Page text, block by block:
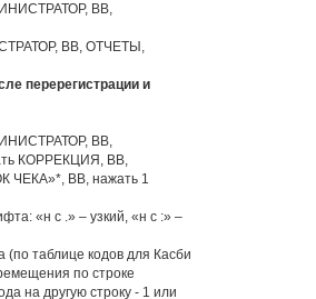
ВВ,
ВВ, ОТЧЕТЫ,
перерегистрации и
ВВ,
КОРРЕКЦИЯ, ВВ,
ЧЕКА»*, ВВ, нажать 1
«н с .» – узкий, «н с :» –
(по таблице кодов для Касби
по строке
на другую строку - 1 или